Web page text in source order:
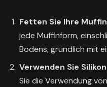
Fetten Sie Ihre
jede Muffinform,
Bodens, gründlich mit
Verwenden Sie
Sie die Verwendung